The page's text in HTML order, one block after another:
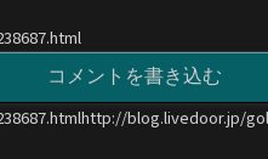
コメントを書き込む
blog.livedoor.jp/